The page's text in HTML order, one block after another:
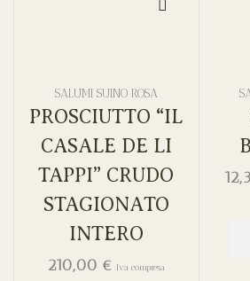
SALUMI SUINO ROSA
PROSCIUTTO “IL
CASALE DE LI
TAPPI” CRUDO
STAGIONATO
INTERO
210,00 € Iva compresa